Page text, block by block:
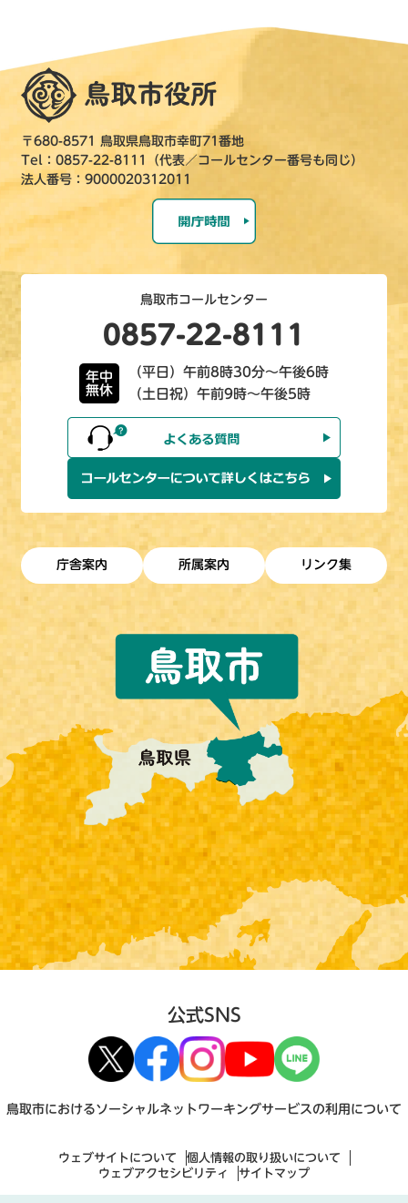
〒680-8571 鳥取県鳥取市幸町71番地
Tel：0857-22-8111（代表／コールセンター番号も同じ）
法人番号：9000020312011
鳥取市コールセンター
0857-22-8111
年中
無休
（平日）午前8時30分～午後6時
（土日祝）午前9時～午後5時
庁舎案内 所属案内 リンク集
公式SNS
鳥取市におけるソーシャルネットワーキングサービスの利用について
ウェブサイトについて
個人情報の取り扱いについて
ウェブアクセシビリティ
サイトマップ